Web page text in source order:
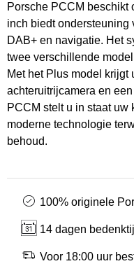
Porsche PCCM beschikt
inch biedt ondersteuning
DAB+ en navigatie. Het
twee verschillende
Met het Plus model krijgt
achteruitrijcamera en
PCCM stelt u in staat
moderne technologie
behoud.
100% originele
14 dagen
Voor 18:00 uur